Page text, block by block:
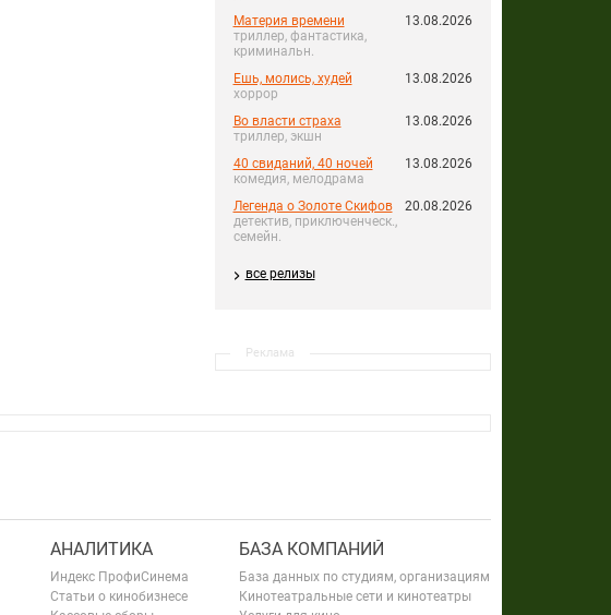
Материя времени
триллер, фантастика,
криминальн.
13.08.2026
Ешь, молись, худей
хоррор
13.08.2026
Во власти страха
триллер, экшн
13.08.2026
40 свиданий, 40 ночей
комедия, мелодрама
13.08.2026
Легенда о Золоте Скифов
детектив, приключенческ.,
семейн.
20.08.2026
все релизы
Реклама
АНАЛИТИКА
Индекс ПрофиСинема
Статьи о кинобизнесе
БАЗА КОМПАНИЙ
База данных по студиям, организациям
Кинотеатральные сети и кинотеатры